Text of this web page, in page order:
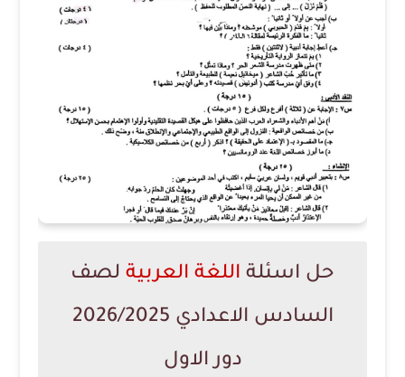
حل اسئلة اللغة العربية لصف
السادس الاعدادي 2026/2025
دور الاول